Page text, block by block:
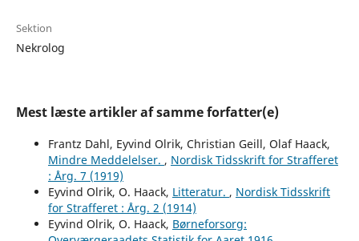
Sektion
Nekrolog
Mest læste artikler af samme forfatter(e)
Frantz Dahl, Eyvind Olrik, Christian Geill, Olaf Haack,
Mindre Meddelelser. , Nordisk Tidsskrift for Strafferet
: Årg. 7 (1919)
Eyvind Olrik, O. Haack, Litteratur. , Nordisk Tidsskrift
for Strafferet : Årg. 2 (1914)
Eyvind Olrik, O. Haack, Børneforsorg: